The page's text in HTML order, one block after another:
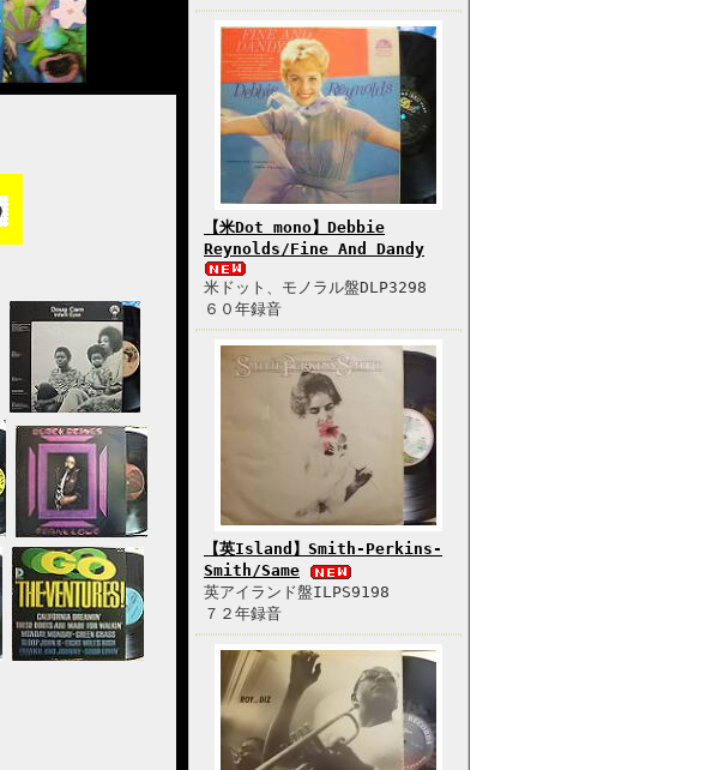
【米Dot mono】Debbie
Reynolds/Fine And Dandy
米ドット、モノラル盤DLP3298
６０年録音
【英Island】Smith-Perkins-
Smith/Same
英アイランド盤ILPS9198
７２年録音